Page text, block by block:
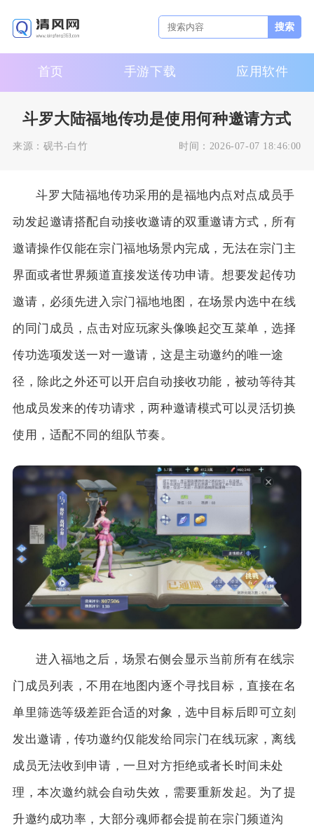
搜索
首页 手游下载 应用软件
斗罗大陆福地传功是使用何种邀请方式
来源： 砚书-白竹 时间： 2026-07-07 18:46:00
斗罗大陆福地传功采用的是福地内点对点成员手
动发起邀请搭配自动接收邀请的双重邀请方式，所有
邀请操作仅能在宗门福地场景内完成，无法在宗门主
界面或者世界频道直接发送传功申请。想要发起传功
邀请，必须先进入宗门福地地图，在场景内选中在线
的同门成员，点击对应玩家头像唤起交互菜单，选择
传功选项发送一对一邀请，这是主动邀约的唯一途
径，除此之外还可以开启自动接收功能，被动等待其
他成员发来的传功请求，两种邀请模式可以灵活切换
使用，适配不同的组队节奏。
进入福地之后，场景右侧会显示当前所有在线宗
门成员列表，不用在地图内逐个寻找目标，直接在名
单里筛选等级差距合适的对象，选中目标后即可立刻
发出邀请，传功邀约仅能发给同宗门在线玩家，离线
成员无法收到申请，一旦对方拒绝或者长时间未处
理，本次邀约就会自动失效，需要重新发起。为了提
升邀约成功率，大部分魂师都会提前在宗门频道沟